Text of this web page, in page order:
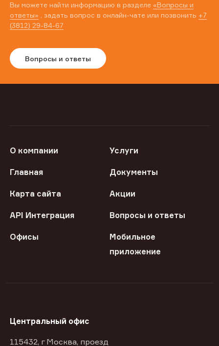
Вы можете найти информацию в разделе «Вопросы и
ответы» , задать вопрос в онлайн-чате или позвонить +7
(3812) 29-84-67
Вопросы и ответы
О компании Услуги
Главная Документы
Карта сайта Акции
API Интеграция Вопросы и ответы
Офисы
Мобильное
приложение
Центральный офис
115432, г Москва, проезд